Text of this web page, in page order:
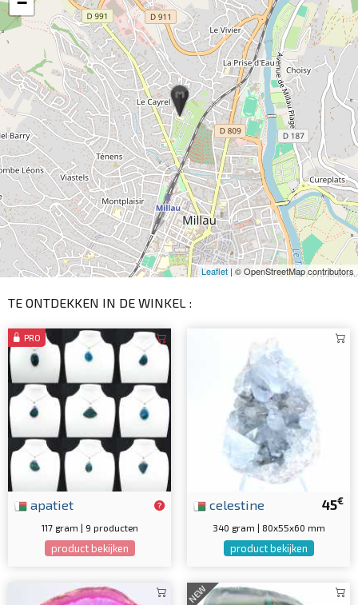
Leaflet | © OpenStreetMap contributors
TE ONTDEKKEN IN DE WINKEL :
PRO
apatiet
117 gram | 9 producten
product bekijken
45€
celestine
340 gram | 80x55x60 mm
product bekijken
NEW